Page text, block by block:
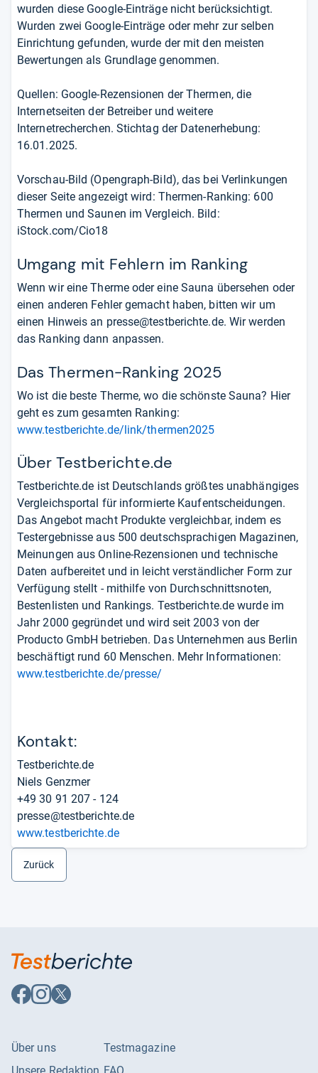
wurden diese Google-Einträge nicht berücksichtigt.
Wurden zwei Google-Einträge oder mehr zur selben
Einrichtung gefunden, wurde der mit den meisten
Bewertungen als Grundlage genommen.
Quellen: Google-Rezensionen der Thermen, die
Internetseiten der Betreiber und weitere
Internetrecherchen. Stichtag der Datenerhebung:
16.01.2025.
Vorschau-Bild (Opengraph-Bild), das bei Verlinkungen
dieser Seite angezeigt wird: Thermen-Ranking: 600
Thermen und Saunen im Vergleich. Bild:
iStock.com/Cio18
Umgang mit Fehlern im Ranking
Wenn wir eine Therme oder eine Sauna übersehen oder
einen anderen Fehler gemacht haben, bitten wir um
einen Hinweis an presse@testberichte.de. Wir werden
das Ranking dann anpassen.
Das Thermen-Ranking 2025
Wo ist die beste Therme, wo die schönste Sauna? Hier
geht es zum gesamten Ranking:
www.testberichte.de/link/thermen2025
Über Testberichte.de
Testberichte.de ist Deutschlands größtes unabhängiges
Vergleichsportal für informierte Kaufentscheidungen.
Das Angebot macht Produkte vergleichbar, indem es
Testergebnisse aus 500 deutschsprachigen Magazinen,
Meinungen aus Online-Rezensionen und technische
Daten aufbereitet und in leicht verständlicher Form zur
Verfügung stellt - mithilfe von Durchschnittsnoten,
Bestenlisten und Rankings. Testberichte.de wurde im
Jahr 2000 gegründet und wird seit 2003 von der
Producto GmbH betrieben. Das Unternehmen aus Berlin
beschäftigt rund 60 Menschen. Mehr Informationen:
www.testberichte.de/presse/
Kontakt:
Testberichte.de
Niels Genzmer
+49 30 91 207 - 124
presse@testberichte.de
www.testberichte.de
Zurück
Auf
Facebook
Auf
Instagram
Auf
X
Über uns
Testmagazine